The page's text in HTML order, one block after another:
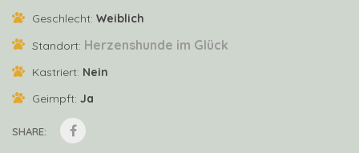
Geschlecht: Weiblich
Standort: Herzenshunde im Glück
Kastriert: Nein
Geimpft: Ja
SHARE: